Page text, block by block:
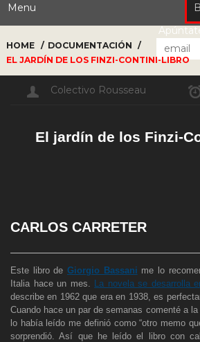
Menu
HOME
DOCUMENTACIÓN
EL JARDÍN DE LOS FINZI-CONTINI-LIBRO
Colectivo Rousseau
El jardín de los Finzi-
CARLOS CARRETER
Este libro de Giorgio Bassani me lo
Italia hace un mes. La novela se desarrolla
describe en 1962 que era en 1938, es
Cuando hace un par de semanas comenté a
lo había leído me definió como “otro memo
sorprendió. Así que he leído el libro con